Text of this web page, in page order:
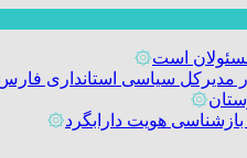
است۞
مدیرکل سیاسی استانداری
۞
۞